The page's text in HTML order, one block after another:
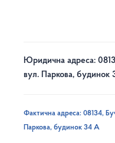
Юридична адреса:
вул. Паркова, будинок
Фактична адреса: 08134,
Паркова, будинок 34 А